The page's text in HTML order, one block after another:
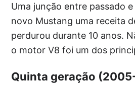
Uma junção entre passado
novo Mustang uma receita
perdurou durante 10 anos.
o motor V8 foi um dos
Quinta geração